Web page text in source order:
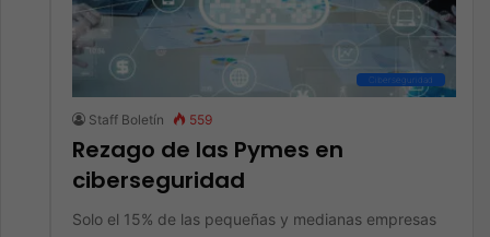
Ciberseguridad
Staff Boletín 559
Rezago de las Pymes en
ciberseguridad
Solo el 15% de las pequeñas y medianas empresas